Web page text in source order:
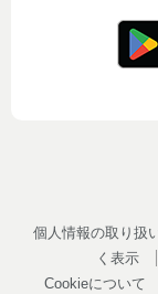
個人情報の取り扱
く表示
Cookieについて